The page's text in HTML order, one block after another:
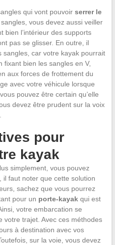
qui vont pouvoir serrer le
vous devez aussi veiller
bien l’intérieur des supports
pas se glisser. En outre, il
car votre kayak pourrait
fixant bien les sangles en V,
aux forces de frottement du
avec votre véhicule lorsque
pouvez être certain qu’elle
devez être prudent sur la voix
pour
kayak
simplement, vous pouvez
faut noter que cette solution
sachez que vous pourrez
pour un porte-kayakqui est
votre embarcation se
votre trajet. Avec ces méthodes
à destination avec vos
sur la voie, vous devez